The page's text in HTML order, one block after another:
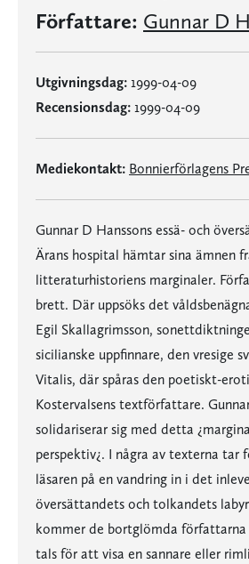
Författare: Gunnar D
Utgivningsdag: 1999-04-09
Recensionsdag: 1999-04-09
Mediekontakt: Bonnierförlagens
Gunnar D Hanssons essä- och
Ärans hospital hämtar sina ämnen
litteraturhistoriens marginaler.
brett. Där uppsöks det
Egil Skallagrimsson,
sicilianske uppfinnare, den vresige
Vitalis, där spåras den poetiskt-
Kostervalsens textförfattare.
solidariserar sig med detta
perspektiv¿. I några av texterna tar
läsaren på en vandring in i det
översättandets och tolkandets
kommer de bortglömda
tals för att visa en sannare eller